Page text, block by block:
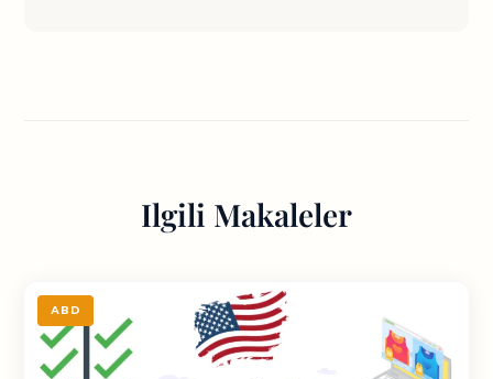
Ilgili Makaleler
ABD